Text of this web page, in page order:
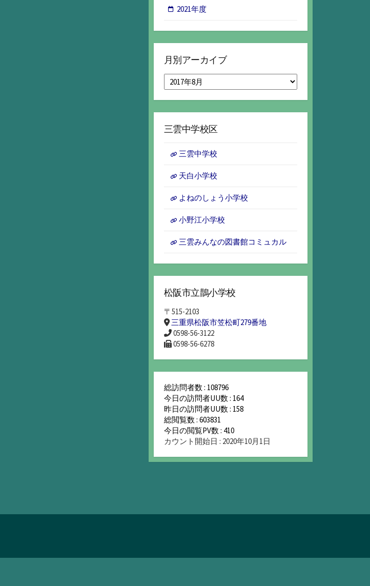
2021年度
月別アーカイブ
月
別
ア
ー
イ
三雲中学校区
三雲中学校
天白小学校
よねのしょう小学校
小野江小学校
三雲みんなの図書館コミュカル
松阪市立鵲小学校
〒515-2103
三重県松阪市笠松町279番地
0598-56-3122
0598-56-6278
総訪問者数 : 108796
今日の訪問者UU数 : 164
昨日の訪問者UU数 : 158
総閲覧数 : 603831
今日の閲覧PV数 : 410
カウント開始日 : 2020年10月1日